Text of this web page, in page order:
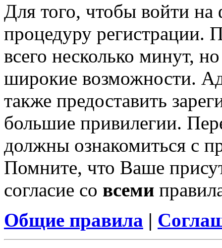
Для того, чтобы войти
процедуру регистрации.
всего несколько минут,
широкие возможности.
также предоставить
большие привилегии.
должны ознакомиться с
Помните, что Ваше
согласие со всеми
Общие правила |